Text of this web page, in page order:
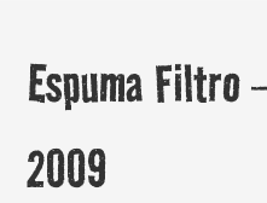
Espuma Filtro
2009